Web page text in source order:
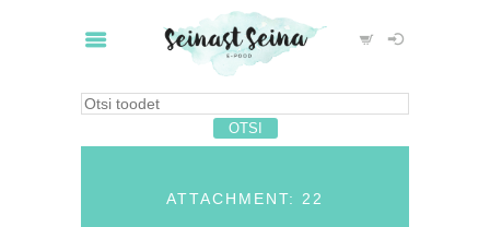
ATTACHMENT: 22